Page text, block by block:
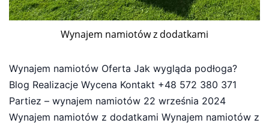
Wynajem namiotów z dodatkami
Wynajem namiotów Oferta Jak wygląda podłoga?
Blog Realizacje Wycena Kontakt +48 572 380 371
Partiez – wynajem namiotów 22 września 2024
Wynajem namiotów z dodatkami Wynajem namiotów z